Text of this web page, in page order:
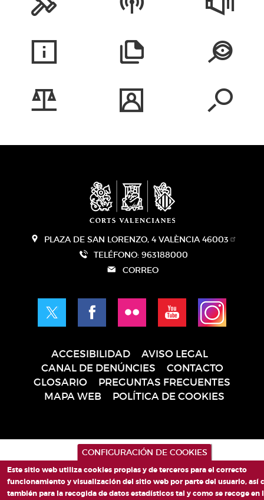
PLAZA DE SAN LORENZO, 4 VALÈNCIA 46003
TELÉFONO: 963188000
CORREO
página
ACCESIBILIDAD
AVISO LEGAL
CANAL DE DENÚNCIES
CONTACTO
GLOSARIO
PREGUNTAS FRECUENTES
MAPA WEB
POLÍTICA DE COOKIES
CONFIGURACIÓN DE COOKIES
Este sitio web utiliza cookies propias y de terceros para el correcto
funcionamiento y visualización del sitio web por parte del usuario, así
también para la recogida de datos estadísticos tal y como se recoge en